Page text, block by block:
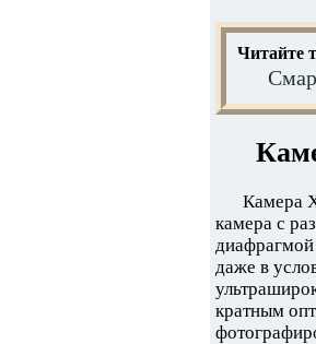
Читайте
Камера
камера с
диафрагмой
даже в
кратным